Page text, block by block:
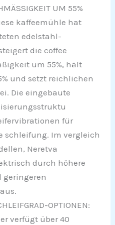
UM 55%
kaffeemühle hat
edelstahl-
die coffee
um 55%, hält
und setzt reichlichen
Die eingebaute
für
schleifung. Im vergleich
Neretva
durch höhere
OPTIONEN:
verfügt über 40